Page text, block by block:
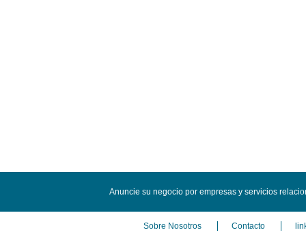
Anuncie su negocio por empresas y servicios
Sobre Nosotros Contacto